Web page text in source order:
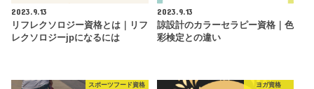
2023.9.13
リフレクソロジー資格とは｜リフ
レクソロジーjpになるには
2023.9.13
諒設計のカラーセラピー資格｜色
彩検定との違い
スポーツフード資格 ヨガ資格